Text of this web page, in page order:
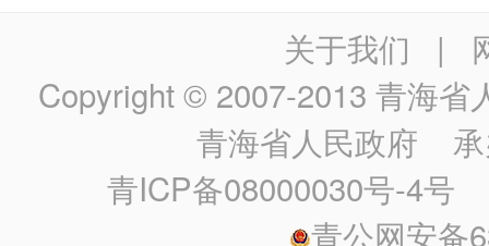
关于我们 |
Copyright © 2007-2013 青海省
青海省人民政府 承
青ICP备08000030号-4号
青公网安备